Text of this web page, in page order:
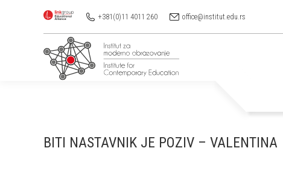
+381(0)11 4011 260 office@institut.edu.rs
BITI NASTAVNIK JE POZIV – VALENTINA